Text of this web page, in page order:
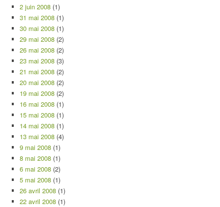
2 juin 2008 (1)
31 mai 2008 (1)
30 mai 2008 (1)
29 mai 2008 (2)
26 mai 2008 (2)
23 mai 2008 (3)
21 mai 2008 (2)
20 mai 2008 (2)
19 mai 2008 (2)
16 mai 2008 (1)
15 mai 2008 (1)
14 mai 2008 (1)
13 mai 2008 (4)
9 mai 2008 (1)
8 mai 2008 (1)
6 mai 2008 (2)
5 mai 2008 (1)
26 avril 2008 (1)
22 avril 2008 (1)